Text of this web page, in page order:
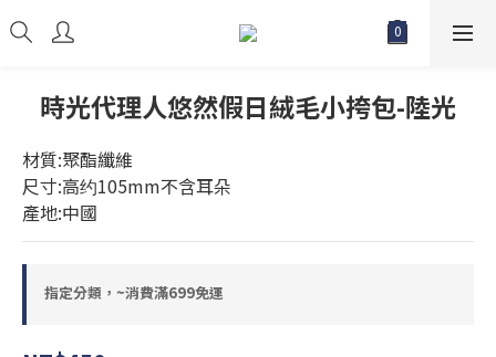
時光代理人悠然假日絨毛小挎包-陸光
材質:聚酯纖維
尺寸:高约105mm不含耳朵
產地:中國
指定分類，~消費滿699免運